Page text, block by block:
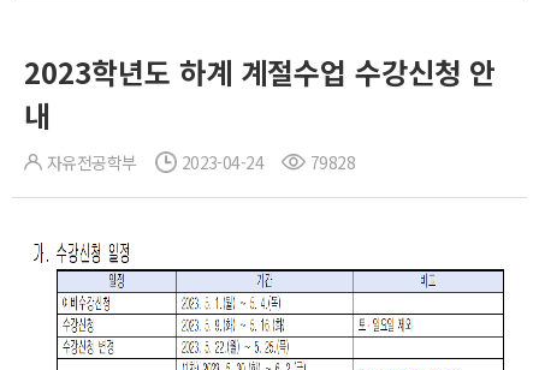
2023학년도 하계 계절수업 수강신청 안
내
자유전공학부 2023-04-24 79828